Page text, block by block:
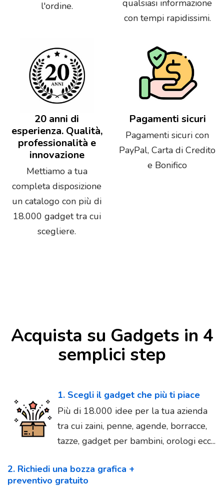
l'ordine.
qualsiasi informazione
con tempi rapidissimi.
20 anni di
esperienza. Qualità,
professionalità e
innovazione
Mettiamo a tua
completa disposizione
un catalogo con più di
18.000 gadget tra cui
scegliere.
Pagamenti sicuri
Pagamenti sicuri con
PayPal, Carta di Credito
e Bonifico
Acquista su Gadgets in 4
semplici step
1. Scegli il gadget che più ti piace
Più di 18.000 idee per la tua azienda
tra cui zaini, penne, agende, borracce,
tazze, gadget per bambini, orologi ecc...
2. Richiedi una bozza grafica +
preventivo gratuito